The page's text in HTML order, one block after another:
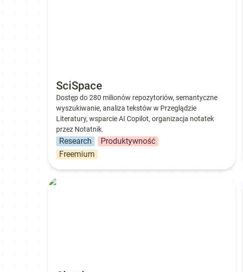
SciSpace
Dostęp do 280 milionów repozytoriów, semantyczne
wyszukiwanie, analiza tekstów w Przeglądzie
Literatury, wsparcie AI Copilot, organizacja notatek
przez Notatnik.
Research
Produktywność
Freemium
Claude